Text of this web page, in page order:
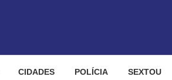
CIDADES POLÍCIA SEXTOU